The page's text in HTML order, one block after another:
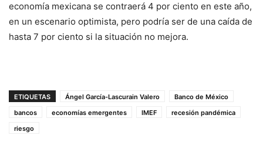
economía mexicana se contraerá 4 por ciento en este año,
en un escenario optimista, pero podría ser de una caída de
hasta 7 por ciento si la situación no mejora.
ETIQUETAS Ángel García-Lascurain Valero
Banco de México
bancos
economías emergentes IMEF
recesión pandémica
riesgo